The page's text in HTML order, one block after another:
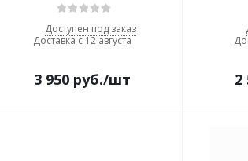
Доступен под заказ
Доставка с 12 августа
3 950 руб./шт 2